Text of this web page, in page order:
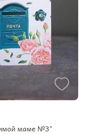
маме №3"